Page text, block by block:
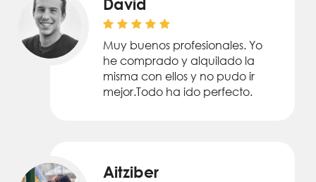
David
Muy buenos profesionales. Yo
he comprado y alquilado la
misma con ellos y no pudo ir
mejor.Todo ha ido perfecto.
Aitziber